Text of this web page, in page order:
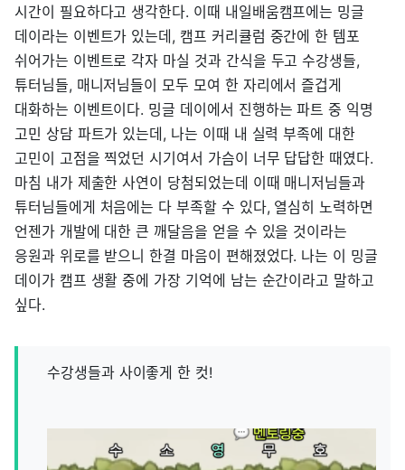
시간이 필요하다고 생각한다. 이때 내일배움캠프에는 밍글
데이라는 이벤트가 있는데, 캠프 커리큘럼 중간에 한 템포
쉬어가는 이벤트로 각자 마실 것과 간식을 두고 수강생들,
튜터님들, 매니저님들이 모두 모여 한 자리에서 즐겁게
대화하는 이벤트이다. 밍글 데이에서 진행하는 파트 중 익명
고민 상담 파트가 있는데, 나는 이때 내 실력 부족에 대한
고민이 고점을 찍었던 시기여서 가슴이 너무 답답한 때였다.
마침 내가 제출한 사연이 당첨되었는데 이때 매니저님들과
튜터님들에게 처음에는 다 부족할 수 있다, 열심히 노력하면
언젠가 개발에 대한 큰 깨달음을 얻을 수 있을 것이라는
응원과 위로를 받으니 한결 마음이 편해졌었다. 나는 이 밍글
데이가 캠프 생활 중에 가장 기억에 남는 순간이라고 말하고
싶다.
수강생들과 사이좋게 한 컷!